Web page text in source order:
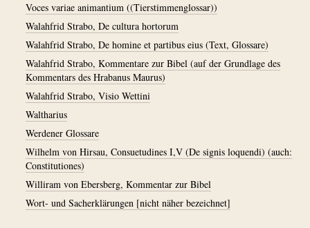
Voces variae animantium ((Tierstimmenglossar))
Walahfrid Strabo, De cultura hortorum
Walahfrid Strabo, De homine et partibus eius (Text, Glossare)
Walahfrid Strabo, Kommentare zur Bibel (auf der Grundlage des
Kommentars des Hrabanus Maurus)
Walahfrid Strabo, Visio Wettini
Waltharius
Werdener Glossare
Wilhelm von Hirsau, Consuetudines I,V (De signis loquendi) (auch:
Constitutiones)
Williram von Ebersberg, Kommentar zur Bibel
Wort- und Sacherklärungen [nicht näher bezeichnet]